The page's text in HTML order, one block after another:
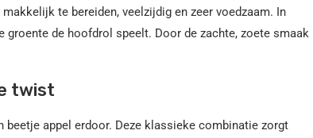
te bereiden, veelzijdig en zeer voedzaam. In
de hoofdrol speelt. Door de zachte, zoete smaak
twist
appel erdoor. Deze klassieke combinatie zorgt